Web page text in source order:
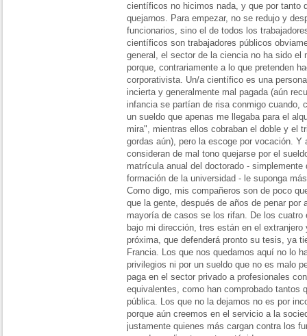
científicos no hicimos nada, y que por tanto
quejarnos. Para empezar, no se redujo y
funcionarios, sino el de todos los
científicos son trabajadores públicos
general, el sector de la ciencia no ha sido el
porque, contrariamente a lo que pretenden
corporativista. Un/a científico es una
incierta y generalmente mal pagada (aún
infancia se partían de risa conmigo cuando,
un sueldo que apenas me llegaba para el
mira", mientras ellos cobraban el doble y el
gordas aún), pero la escoge por vocación.
consideran de mal tono quejarse por el
matrícula anual del doctorado - simplemente
formación de la universidad - le suponga
Como digo, mis compañeros son de poco
que la gente, después de años de penar
mayoría de casos se los rifan. De los
bajo mi dirección, tres están en el
próxima, que defenderá pronto su tesis, ya
Francia. Los que nos quedamos aquí no lo
privilegios ni por un sueldo que no es malo
paga en el sector privado a profesionales
equivalentes, como han comprobado tantos
pública. Los que no la dejamos no es por
porque aún creemos en el servicio a la
justamente quienes más cargan contra los